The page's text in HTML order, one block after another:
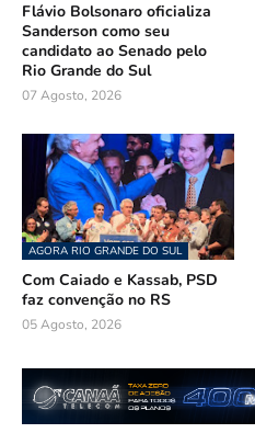
Flávio Bolsonaro oficializa
Sanderson como seu
candidato ao Senado pelo
Rio Grande do Sul
07 Agosto, 2026
AGORA RIO GRANDE DO SUL
Com Caiado e Kassab, PSD
faz convenção no RS
05 Agosto, 2026